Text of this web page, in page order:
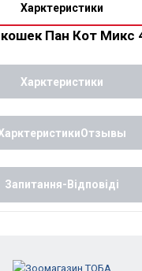
Харктеристики
Пан Кот Микс
Харктеристики
Запитання-Відповіді